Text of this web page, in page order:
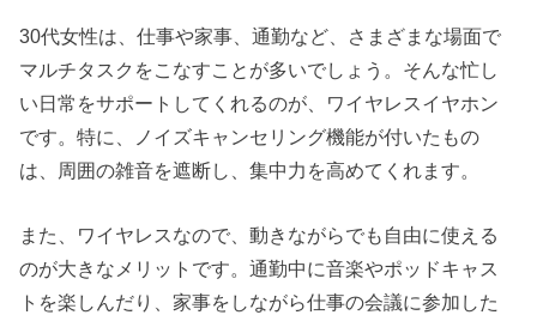
30代女性は、仕事や家事、通勤など、さまざまな場面で
マルチタスクをこなすことが多いでしょう。そんな忙し
い日常をサポートしてくれるのが、ワイヤレスイヤホン
です。特に、ノイズキャンセリング機能が付いたもの
は、周囲の雑音を遮断し、集中力を高めてくれます。
また、ワイヤレスなので、動きながらでも自由に使える
のが大きなメリットです。通勤中に音楽やポッドキャス
トを楽しんだり、家事をしながら仕事の会議に参加した